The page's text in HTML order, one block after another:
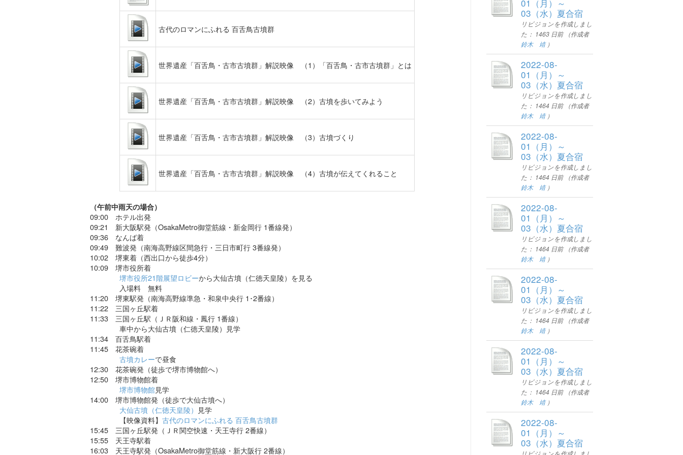
古代のロマンにふれる 百舌鳥古墳群
世界遺産「百舌鳥・古市古墳群」解説映像 （1）「百舌鳥・古市古墳群」とは
世界遺産「百舌鳥・古市古墳群」解説映像 （2）古墳を歩いてみよう
世界遺産「百舌鳥・古市古墳群」解説映像 （3）古墳づくり
世界遺産「百舌鳥・古市古墳群」解説映像 （4）古墳が伝えてくれること
（午前中雨天の場合）
09:00 ホテル出発
09:21 新大阪駅発（OsakaMetro御堂筋線・新金岡行 1番線発）
09:36 なんば着
09:49 難波発（南海高野線区間急行・三日市町行 3番線発）
10:02 堺東着（西出口から徒歩4分）
10:09 堺市役所着
堺市役所21階展望ロビーから大仙古墳（仁徳天皇陵）を見る
入場料 無料
11:20 堺東駅発（南海高野線準急・和泉中央行 1･2番線）
11:22 三国ヶ丘駅着
11:33 三国ヶ丘駅（ＪＲ阪和線・鳳行 1番線）
車中から大仙古墳（仁徳天皇陵）見学
11:34 百舌鳥駅着
11:45 花茶碗着
古墳カレーで昼食
12:30 花茶碗発（徒歩で堺市博物館へ）
12:50 堺市博物館着
堺市博物館見学
14:00 堺市博物館発（徒歩で大仙古墳へ）
大仙古墳（仁徳天皇陵） 見学
【映像資料】 古代のロマンにふれる 百舌鳥古墳群
15:45 三国ヶ丘駅発（ＪＲ関空快速・天王寺行 2番線）
15:55 天王寺駅着
16:03 天王寺駅発（OsakaMetro御堂筋線・新大阪行 2番線）
01（月）～
03（水）夏合宿
リビジョンを作成しまし
た： 1463 日前（作成者
鈴木 靖）
2022-08-
01（月）～
03（水）夏合宿
リビジョンを作成しまし
た： 1464 日前（作成者
鈴木 靖）
2022-08-
01（月）～
03（水）夏合宿
リビジョンを作成しまし
た： 1464 日前（作成者
鈴木 靖）
2022-08-
01（月）～
03（水）夏合宿
リビジョンを作成しまし
た： 1464 日前（作成者
鈴木 靖）
2022-08-
01（月）～
03（水）夏合宿
リビジョンを作成しまし
た： 1464 日前（作成者
鈴木 靖）
2022-08-
01（月）～
03（水）夏合宿
リビジョンを作成しまし
た： 1464 日前（作成者
鈴木 靖）
2022-08-
01（月）～
03（水）夏合宿
リビジョンを作成しまし